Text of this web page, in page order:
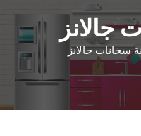
جالانز
سخانات جالانز